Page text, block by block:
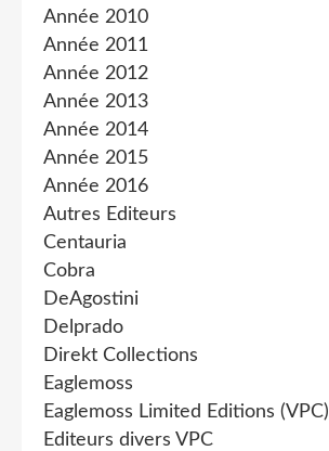
Année 2010
Année 2011
Année 2012
Année 2013
Année 2014
Année 2015
Année 2016
Autres Editeurs
Centauria
Cobra
DeAgostini
Delprado
Direkt Collections
Eaglemoss
Eaglemoss Limited Editions (VPC)
Editeurs divers VPC